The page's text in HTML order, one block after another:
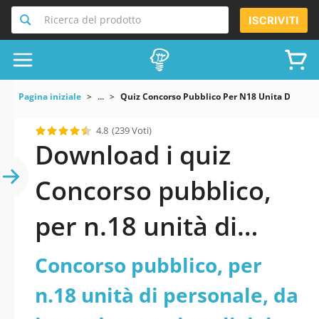
Ricerca del prodotto ISCRIVITI
Pagina iniziale ... Quiz Concorso Pubblico Per N18 Unita Di
4.8 (239 Voti)
Download i quiz
Concorso pubblico,
per n.18 unità di
personale, da
inquadrare nei ruoli
Concorso pubblico, per
n.18 unità di personale, da